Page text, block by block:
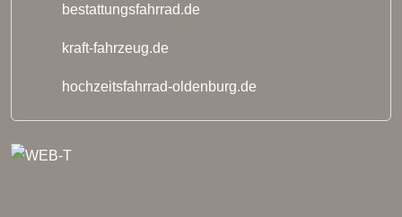
bestattungsfahrrad.de
kraft-fahrzeug.de
hochzeitsfahrrad-oldenburg.de